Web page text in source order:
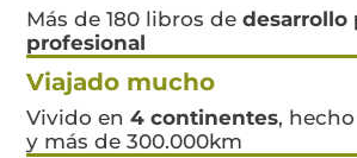
Más de 180 libros dedesarrollo
profesional
Viajado mucho
Vivido en4 continentes,
y más de 300.000km